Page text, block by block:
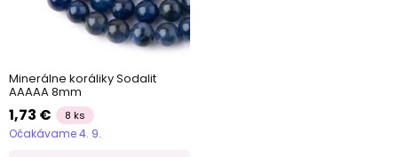
Minerálne koráliky Sodalit
AAAAA 8mm
1,73 € 8 ks
Očakávame 4. 9.